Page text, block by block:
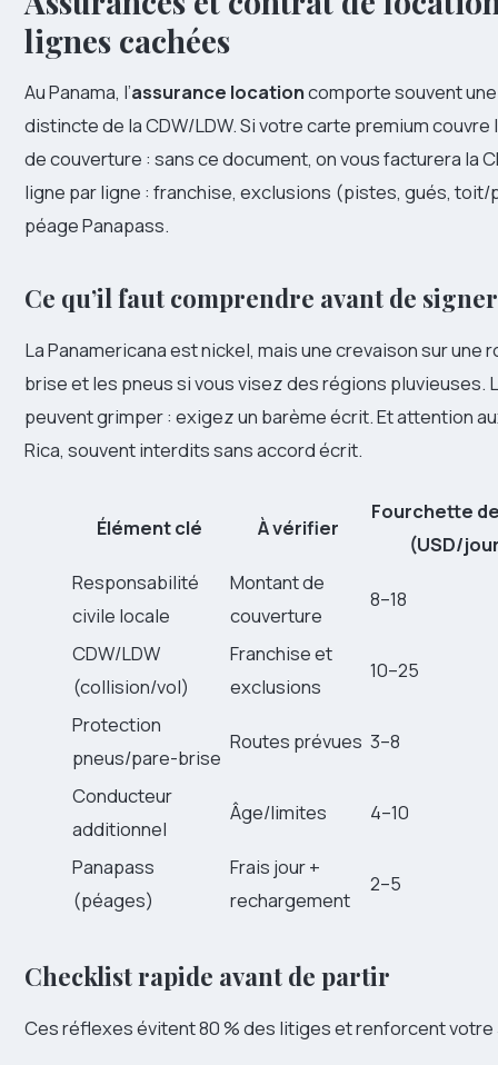
lignes cachées
Au Panama, l’assurance locationcomporte souvent
distincte de la CDW/LDW. Si votre carte premium
de couverture : sans ce document, on vous facturera la
ligne par ligne : franchise, exclusions (pistes, gués,
péage Panapass.
Ce qu’il faut comprendre avant de signer
La Panamericana est nickel, mais une crevaison sur
brise et les pneus si vous visez des régions
peuvent grimper : exigez un barème écrit. Et attention
Rica, souvent interdits sans accord écrit.
Élément clé À vérifier
Fourchette
(USD/
Responsabilité
civile locale
Montant de
couverture
8–18
CDW/LDW
(collision/vol)
Franchise et
exclusions
10–25
Protection
pneus/pare-brise
Routes prévues 3–8
Conducteur
additionnel
Âge/limites 4–10
Panapass
(péages)
Frais jour +
rechargement
2–5
Checklist rapide avant de partir
Ces réflexes évitent 80 % des litiges et renforcent votre